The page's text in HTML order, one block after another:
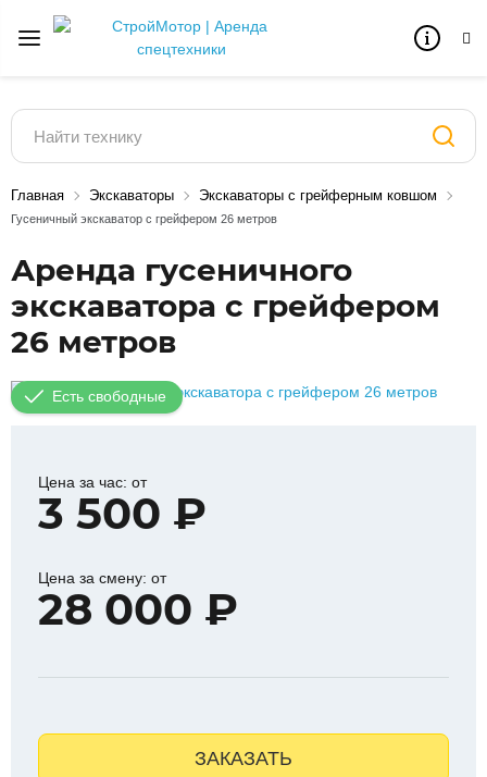
Главная Экскаваторы Экскаваторы с грейферным ковшом
Гусеничный экскаватор с грейфером 26 метров
Аренда гусеничного
экскаватора с грейфером
26 метров
Есть свободные
Цена за час: от
3 500 ₽
Цена за смену: от
28 000 ₽
ЗАКАЗАТЬ